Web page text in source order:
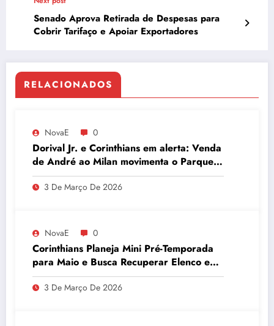
Senado Aprova Retirada de Despesas para
Cobrir Tarifaço e Apoiar Exportadores
RELACIONADOS
NovaE 0
Dorival Jr. e Corinthians em alerta: Venda
de André ao Milan movimenta o Parque
São Jorge
3 De Março De 2026
NovaE 0
Corinthians Planeja Mini Pré-Temporada
para Maio e Busca Recuperar Elenco e
Desempenho
3 De Março De 2026